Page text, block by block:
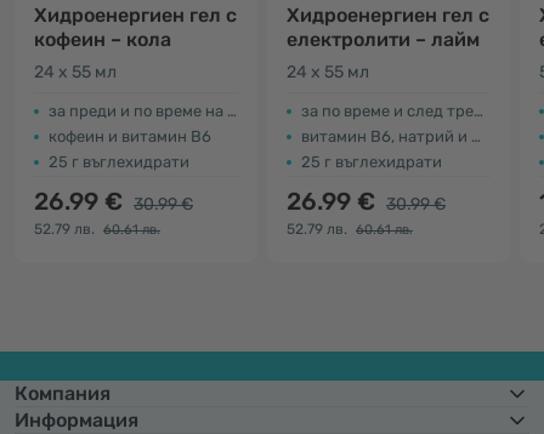
Хидроенергиен гел с
кофеин – кола
24 x 55 мл
за преди и по време на тренировка
кофеин и витамин В6
25 г въглехидрати
26.99 € 30.99 €
52.79 лв. 60.61 лв.
Хидроенергиен гел с
електролити – лайм
24 x 55 мл
за по време и след тренировка
витамин B6, натрий и магнезий
25 г въглехидрати
26.99 € 30.99 €
52.79 лв. 60.61 лв.
Компания
Информация